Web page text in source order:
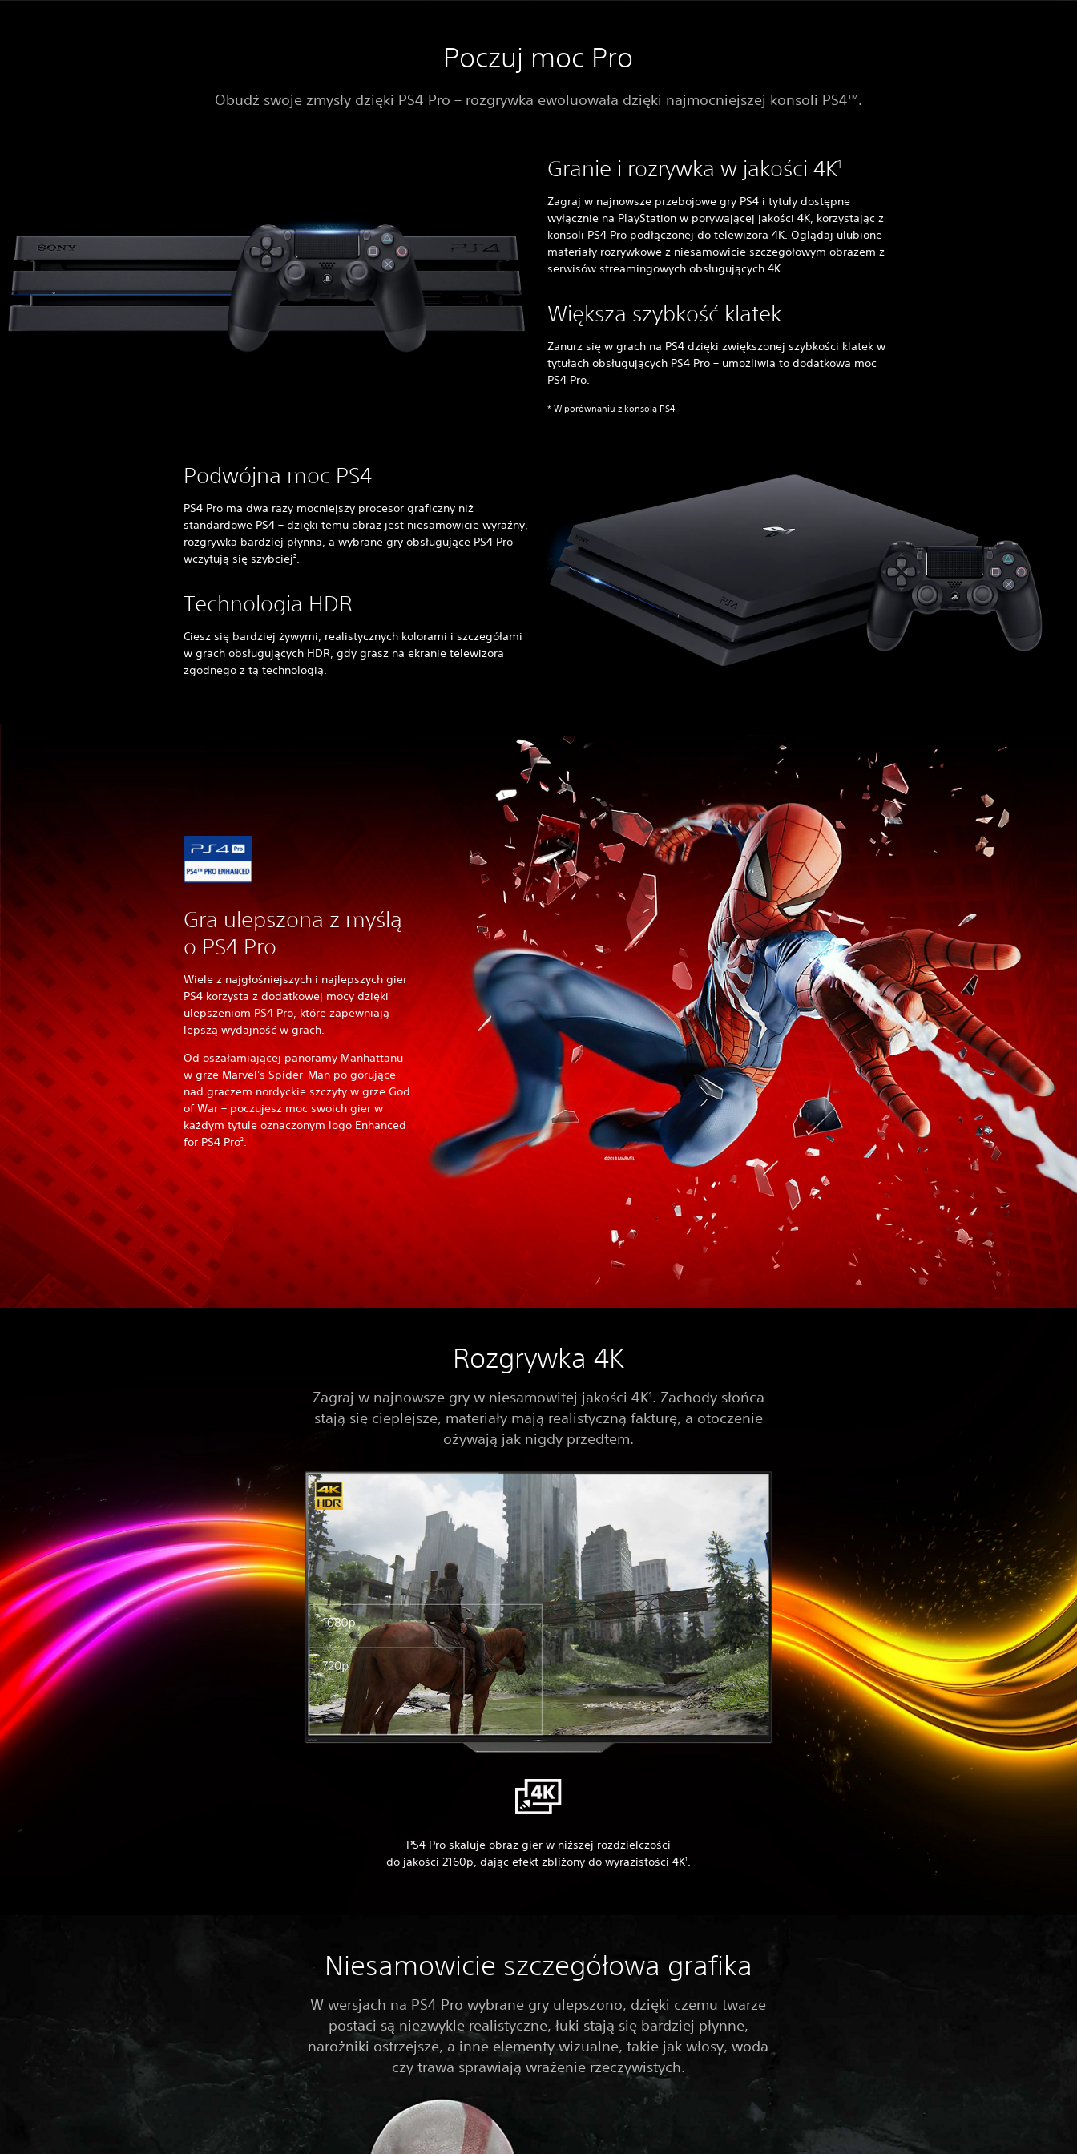
Poczuj moc Pro
Obudź swoje zmysły dzięki PS4 Pro – rozgrywka ewoluowała dzięki najmocniejszej konsoli PS4TM.
Granie i rozrywka w jakości 4K1
Zagraj w najnowsze przebojowe gry PS4 i tytuły dostępne
wyłącznie na PlayStation w porywającej jakości 4K, korzystając z
konsoli PS4 Pro podłączonej do telewizora 4K. Oglądaj ulubione
materiały rozrywkowe z niesamowicie szczegółowym obrazem z
serwisów streamingowych obsługujących 4K.
Większa szybkość klatek
Zanurz się w grach na PS4 dzięki zwiększonej szybkości klatek w
tytułach obsługujących PS4 Pro – umożliwia to dodatkowa moc
PS4 Pro.
* W porównaniu z konsolą PS4.
Podwójna moc PS4
PS4 Pro ma dwa razy mocniejszy procesor graficzny niż
standardowe PS4 – dzięki temu obraz jest niesamowicie wyraźny,
rozgrywka bardziej płynna, a wybrane gry obsługujące PS4 Pro
wczytują się szybciej2.
Technologia HDR
Ciesz się bardziej żywymi, realistycznych kolorami i szczegółami
w grach obsługujących HDR, gdy grasz na ekranie telewizora
zgodnego z tą technologią.
Gra ulepszona z myślą
o PS4 Pro
Wiele z najgłośniejszych i najlepszych gier
PS4 korzysta z dodatkowej mocy dzięki
ulepszeniom PS4 Pro, które zapewniają
lepszą wydajność w grach.
Od oszałamiającej panoramy Manhattanu
w grze Marvel's Spider-Man po górujące
nad graczem nordyckie szczyty w grze God
of War – poczujesz moc swoich gier w
każdym tytule oznaczonym logo Enhanced
for PS4 Pro2
Rozgrywka 4K
Zagraj w najnowsze gry w niesamowitej jakości 4K1. Zachody słońca
stają się cieplejsze, materiały mają realistyczną fakturę, a otoczenie
ożywają jak nigdy przedtem.
PS4 Pro skaluje obraz gier w niższej rozdzielczości
do jakości 2160p, dając efekt zbliżony do wyrazistości 4K1 .
Niesamowicie szczegółowa grafika
W wersjach na PS4 Pro wybrane gry ulepszono, dzięki czemu twarze
postaci są niezwykle realistyczne, łuki stają się bardziej płynne,
narożniki ostrzejsze, a inne elementy wizualne, takie jak włosy, woda
czy trawa sprawiają wrażenie rzeczywistych.